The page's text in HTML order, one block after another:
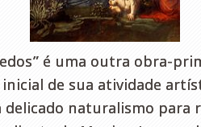
é uma outra obra-
de sua atividade
delicado naturalismo para